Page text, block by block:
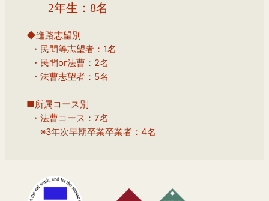
2年生：8名
◆進路志望別
  ・民間等志望者：1名
  ・民間or法曹：2名
  ・法曹志望者：5名
■所属コース別
  ・法曹コース：7名
※3年次早期卒業卒業者：4名